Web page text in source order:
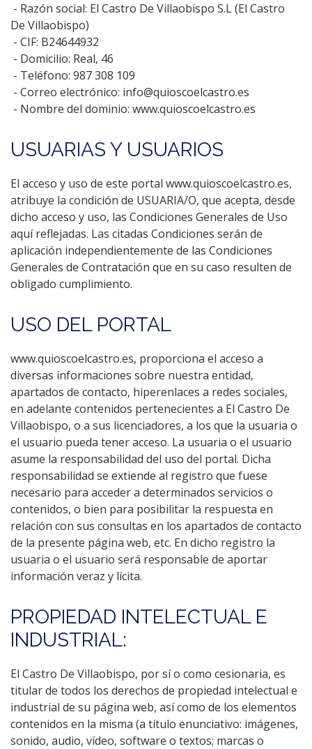
- Razón social: El Castro De Villaobispo S.L (El Castro
De Villaobispo)
- CIF: B24644932
- Domicilio: Real, 46
- Teléfono: 987 308 109
- Correo electrónico: info@quioscoelcastro.es
- Nombre del dominio: www.quioscoelcastro.es
USUARIAS Y USUARIOS
El acceso y uso de este portal www.quioscoelcastro.es,
atribuye la condición de USUARIA/O, que acepta, desde
dicho acceso y uso, las Condiciones Generales de Uso
aquí reflejadas. Las citadas Condiciones serán de
aplicación independientemente de las Condiciones
Generales de Contratación que en su caso resulten de
obligado cumplimiento.
USO DEL PORTAL
www.quioscoelcastro.es, proporciona el acceso a
diversas informaciones sobre nuestra entidad,
apartados de contacto, hiperenlaces a redes sociales,
en adelante contenidos pertenecientes a El Castro De
Villaobispo, o a sus licenciadores, a los que la usuaria o
el usuario pueda tener acceso. La usuaria o el usuario
asume la responsabilidad del uso del portal. Dicha
responsabilidad se extiende al registro que fuese
necesario para acceder a determinados servicios o
contenidos, o bien para posibilitar la respuesta en
relación con sus consultas en los apartados de contacto
de la presente página web, etc. En dicho registro la
usuaria o el usuario será responsable de aportar
información veraz y lícita.
PROPIEDAD INTELECTUAL E
INDUSTRIAL:
El Castro De Villaobispo, por sí o como cesionaria, es
titular de todos los derechos de propiedad intelectual e
industrial de su página web, así como de los elementos
contenidos en la misma (a título enunciativo: imágenes,
sonido, audio, vídeo, software o textos; marcas o